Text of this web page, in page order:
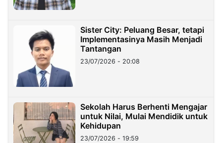
Sister City: Peluang Besar, tetapi
Implementasinya Masih Menjadi
Tantangan
23/07/2026 - 20:08
Sekolah Harus Berhenti Mengajar
untuk Nilai, Mulai Mendidik untuk
Kehidupan
23/07/2026 - 19:59